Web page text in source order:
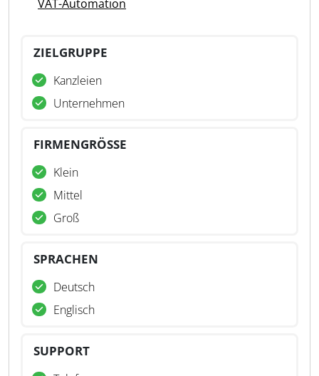
VAT-Automation
ZIELGRUPPE
Kanzleien
Unternehmen
FIRMENGRÖSSE
Klein
Mittel
Groß
SPRACHEN
Deutsch
Englisch
SUPPORT